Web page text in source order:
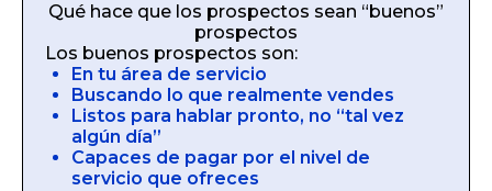
Qué hace que los prospectos sean “buenos”
prospectos
Los buenos prospectos son:
En tu área de servicio
Buscando lo que realmente vendes
Listos para hablar pronto, no “tal vez
algún día”
Capaces de pagar por el nivel de
servicio que ofreces